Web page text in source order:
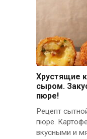
Хрустящие
сыром.
пюре!
Рецепт
пюре.
вкусными и